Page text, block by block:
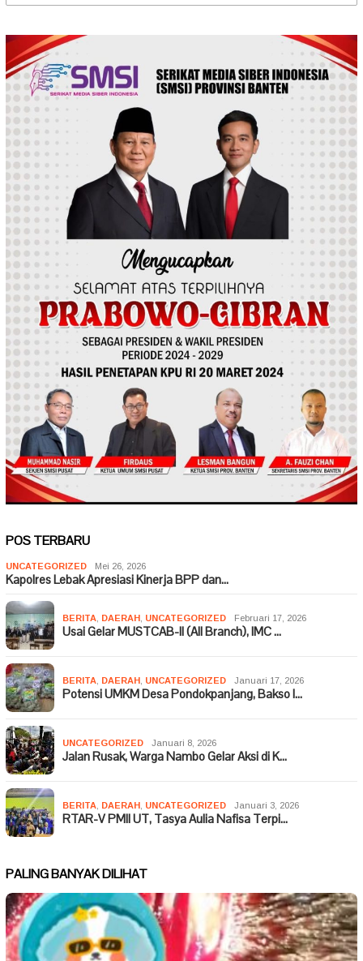
untuk:
POS TERBARU
UNCATEGORIZED Mei 26, 2026
Kapolres Lebak Apresiasi Kinerja BPP dan…
BERITA DAERAH UNCATEGORIZED Februari 17, 2026
Usai Gelar MUSTCAB-II (All Branch), IMC …
BERITA DAERAH UNCATEGORIZED Januari 17, 2026
Potensi UMKM Desa Pondokpanjang, Bakso I…
UNCATEGORIZED Januari 8, 2026
Jalan Rusak, Warga Nambo Gelar Aksi di K…
BERITA DAERAH UNCATEGORIZED Januari 3, 2026
RTAR-V PMII UT, Tasya Aulia Nafisa Terpi…
PALING BANYAK DILIHAT